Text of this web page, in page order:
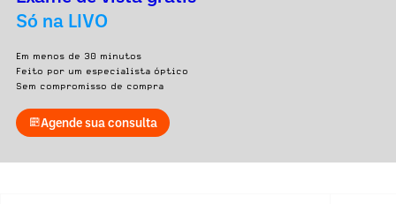
Só na LIVO
Em menos de 30 minutos
Feito por um especialista óptico
Sem compromisso de compra
Agende sua consulta